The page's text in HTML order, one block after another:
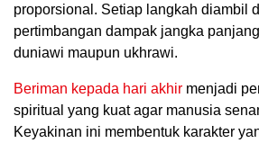
proporsional. Setiap langkah diambil
pertimbangan dampak jangka
duniawi maupun ukhrawi.
Beriman kepada hari akhir menjadi
spiritual yang kuat agar manusia
Keyakinan ini membentuk karakter